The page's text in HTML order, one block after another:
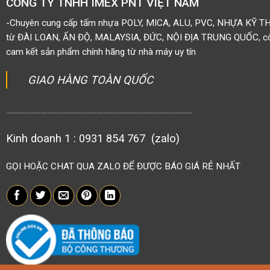
CÔNG TY TNHH IMEX PNT VIỆT NAM
-Chuyên cung cấp tấm nhựa POLY, MICA, ALU, PVC, NHỰA KỸ
từ ĐÀI LOAN, ẤN ĐỘ, MALAYSIA, ĐỨC, NỘI ĐỊA TRUNG QUỐC,
cam kết sản phẩm chính hãng từ nhà máy uy tín
GIAO HÀNG TOÀN QUỐC
.......................................................................................................
Kinh doanh 1 : 0931 854 767 (zalo)
GỌI HOẶC CHAT QUA ZALO ĐỂ ĐƯỢC BÁO GIÁ RẺ NHẤT